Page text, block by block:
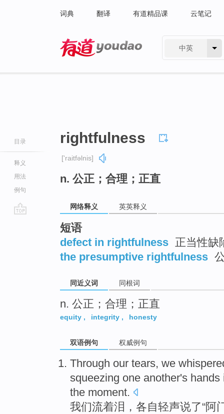
词典 翻译 有道精品课 云笔记
中英
目录
释义
用法
例句
rightfulness
['raitfəlnis]
n. 公正；合理；正直
网络释义 英英释义
短语
defect in rightfulness 正当性缺
the presumptive rightfulness
同近义词 同根词
n. 公正；合理；正直
equity , integrity , honesty
双语例句 权威例句
Through our tears, we
squeezing one another's hands
the moment.
我们流着泪 ， 各自轻声说了“阿